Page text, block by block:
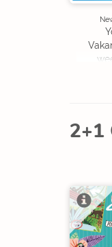
2+1